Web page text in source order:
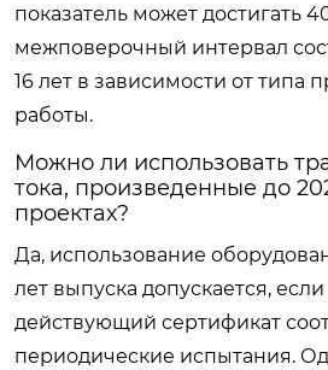
показатель может достигать
межповерочный интервал
16 лет в зависимости от типа
работы.
Можно ли использовать
тока, произведенные до
проектах?
Да, использование
лет выпуска допускается,
действующий сертификат
периодические испытания.